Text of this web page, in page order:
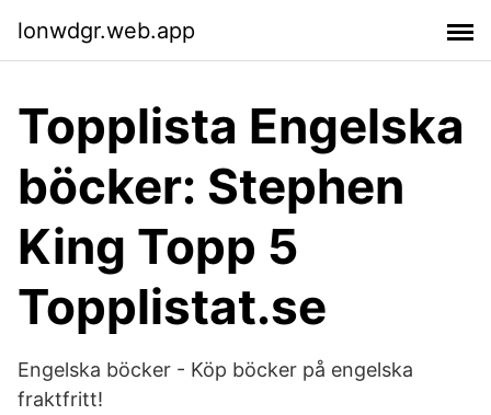
lonwdgr.web.app
Topplista Engelska
böcker: Stephen
King Topp 5
Topplistat.se
Engelska böcker - Köp böcker på engelska
fraktfritt!